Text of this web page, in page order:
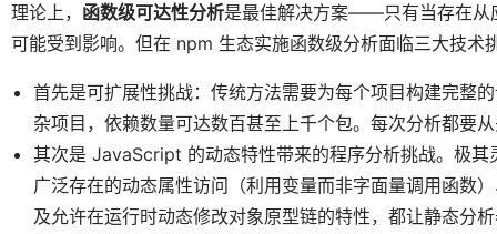
理论上， 函数级可达性分析是最佳解决方案——只有当存在从
可能受到影响。但在 npm 生态实施函数级分析面临三大技术
首先是可扩展性挑战：传统方法需要为每个项目构建完整
杂项目，依赖数量可达数百甚至上千个包。每次分析都要
其次是 JavaScript 的动态特性带来的程序分析挑战。极
广泛存在的动态属性访问（利用变量而非字面量调用函数
及允许在运行时动态修改对象原型链的特性，都让静态分